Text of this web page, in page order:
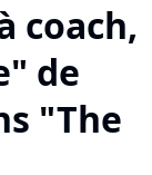
coach,
de
"The